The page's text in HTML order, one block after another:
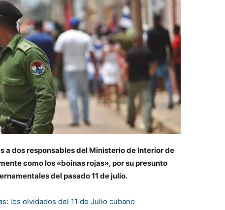
a dos responsables del Ministerio de Interior de
como los «boinas rojas», por su presunto
del pasado 11 de julio.
los olvidados del 11 de Julio cubano